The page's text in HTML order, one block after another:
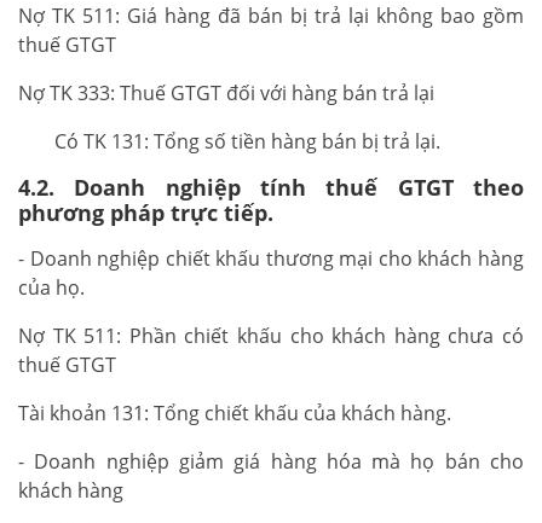
Nợ TK 511: Giá hàng đã bán bị trả lại không bao gồm
thuế GTGT
Nợ TK 333: Thuế GTGT đối với hàng bán trả lại
Có TK 131: Tổng số tiền hàng bán bị trả lại.
4.2. Doanh nghiệp tính thuế GTGT theo
phương pháp trực tiếp.
- Doanh nghiệp chiết khấu thương mại cho khách hàng
của họ.
Nợ TK 511: Phần chiết khấu cho khách hàng chưa có
thuế GTGT
Tài khoản 131: Tổng chiết khấu của khách hàng.
- Doanh nghiệp giảm giá hàng hóa mà họ bán cho
khách hàng